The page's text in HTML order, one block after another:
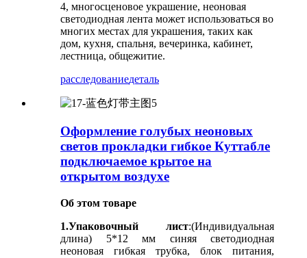
4, многосценовое украшение, неоновая
светодиодная лента может использоваться во
многих местах для украшения, таких как
дом, кухня, спальня, вечеринка, кабинет,
лестница, общежитие.
расследованиедеталь
Оформление голубых неоновых
светов прокладки гибкое Куттабле
подключаемое крытое на
открытом воздухе
Об этом товаре
1.Упаковочный лист:(Индивидуальная
длина) 5*12 мм синяя светодиодная
неоновая гибкая трубка, блок питания,